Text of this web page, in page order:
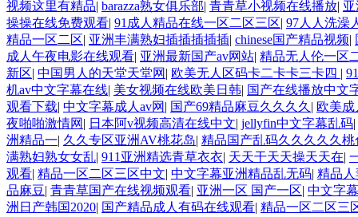
视频这里有精品| barazza熟女俱乐部| 青青草小视频在线播放|
操操在线免费观看| 91成人精品在线一区二区三区| 97人人洗澡
精品一区二区| 亚洲丰满熟妇插插插插插| chinese国产精品视频|
成人午夜电影在线观看| 亚洲最新国产av网站| 精品无人伦一区
新区| 中国男人的天堂天堂网 | 欧美无人区码卡二卡卡三卡四 |
机av中文字幕在线| 美女视频在线欧美日韩| 国产在线播放中文
观看下载| 中文字幕成人av网 | 国产69精品麻豆久久久久 | 欧美
夜啪啪激情网 | 日本阿v视频高清在线中文| jellyfin中文字幕乱码|
洲精品一| 久久专区亚洲AV桃花岛| 精品国产乱码久久久久久桃
满熟妇熟女女乱| 911亚洲精选青草衣衣| 天天干天天操天天在|
观看| 精品一区二区三区中文| 中文字幕亚洲精品乱无码| 精品
品麻豆| 青青草国产在线视频观看| 亚洲一区 国产一区| 中文字
洲日产韩国2020| 国产精品成人有码在线观看| 精品一区二区三